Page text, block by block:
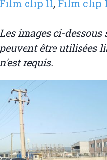
Film clip 11, Film clip
Les images ci-dessous
peuvent être utilisées
n'est requis.